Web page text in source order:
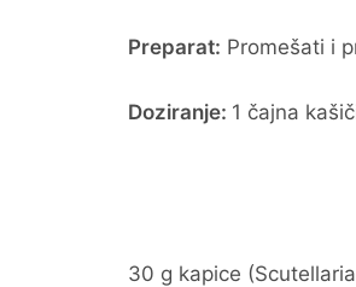
Preparat: Promešati i
Doziranje: 1 čajna
30 g kapice